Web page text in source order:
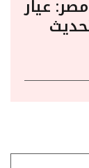
عيار
تحديث